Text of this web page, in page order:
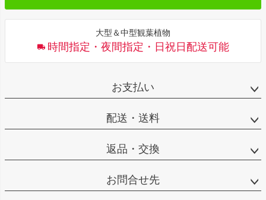
大型＆中型観葉植物
時間指定・夜間指定・日祝日配送可能
お支払い
配送・送料
返品・交換
お問合せ先